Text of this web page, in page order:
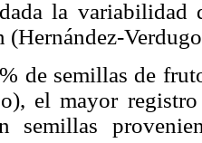
la variabilidad
(Hernández-
de semillas de
el mayor
semillas